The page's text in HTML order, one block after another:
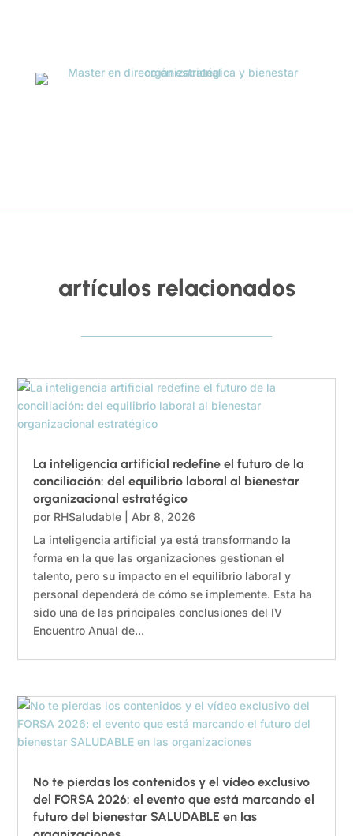
artículos relacionados
La inteligencia artificial redefine el futuro de la
conciliación: del equilibrio laboral al bienestar
organizacional estratégico
por RHSaludable
Abr 8, 2026
La inteligencia artificial ya está transformando la
forma en la que las organizaciones gestionan el
talento, pero su impacto en el equilibrio laboral y
personal dependerá de cómo se implemente. Esta ha
sido una de las principales conclusiones del IV
Encuentro Anual de...
No te pierdas los contenidos y el vídeo exclusivo
del FORSA 2026: el evento que está marcando el
futuro del bienestar SALUDABLE en las